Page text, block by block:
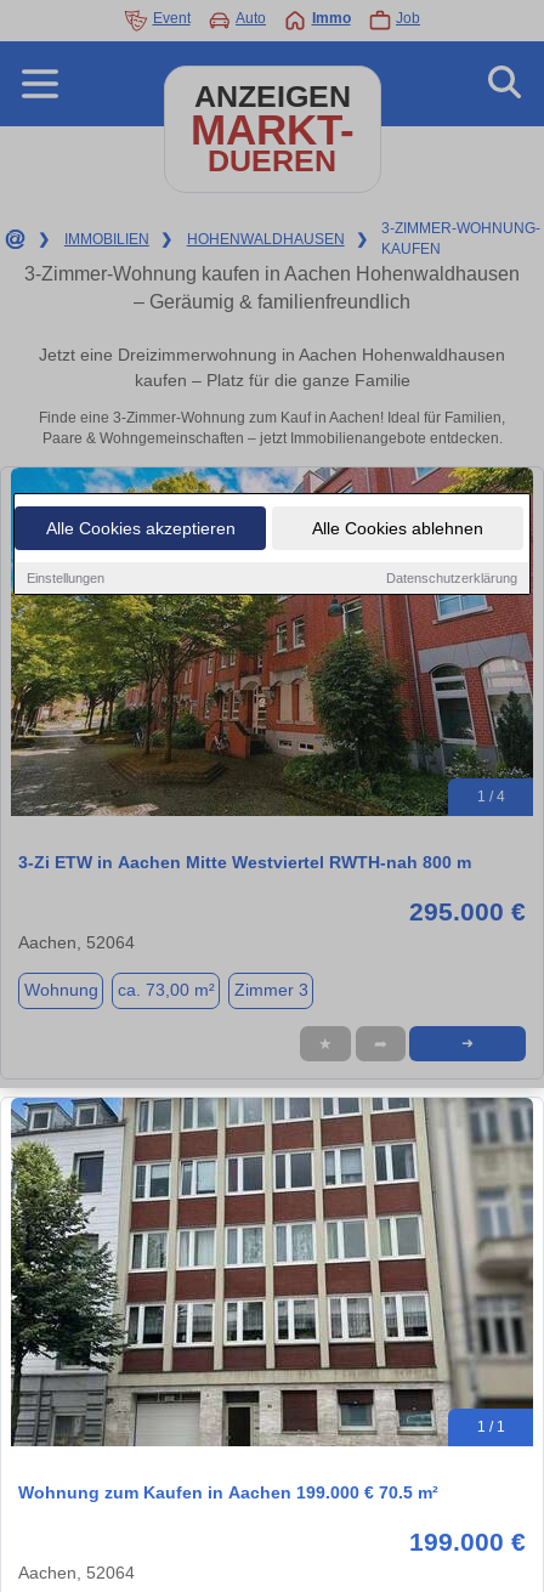
Alle Cookies akzeptieren Alle Cookies ablehnen
Einstellungen Datenschutzerklärung
Event Auto Immo Job
ANZEIGEN
MARKT-
DUEREN
❯ IMMOBILIEN ❯ HOHENWALDHAUSEN ❯
3-ZIMMER-WOHNUNG-
KAUFEN
3-Zimmer-Wohnung kaufen in Aachen Hohenwaldhausen
– Geräumig & familienfreundlich
Jetzt eine Dreizimmerwohnung in Aachen Hohenwaldhausen
kaufen – Platz für die ganze Familie
Finde eine 3-Zimmer-Wohnung zum Kauf in Aachen! Ideal für Familien,
Paare & Wohngemeinschaften – jetzt Immobilienangebote entdecken.
1 / 4
3-Zi ETW in Aachen Mitte Westviertel RWTH-nah 800 m
295.000 €
Aachen, 52064
Wohnung ca. 73,00 m² Zimmer 3
★ ➦ ➜
1 / 1
Wohnung zum Kaufen in Aachen 199.000 € 70.5 m²
199.000 €
Aachen, 52064